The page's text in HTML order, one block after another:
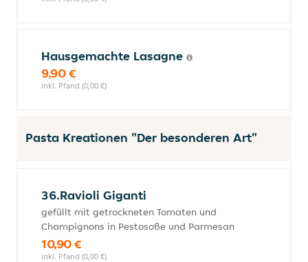
Hausgemachte Lasagne
9,90 €
inkl. Pfand (0,00 €)
Pasta Kreationen "Der besonderen Art"
36.Ravioli Giganti
gefüllt mit getrockneten Tomaten und
Champignons in Pestosoße und Parmesan
10,90 €
inkl. Pfand (0,00 €)